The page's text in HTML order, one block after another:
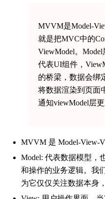
MVVM是Model-
就是把MVC中的
ViewModel。
代表UI组件，
的桥梁，数据会绑
将数据渲染到页面
通知viewModel层更
MVVM 是 Model-View-
Model: 代表数据模型，
和操作的业务逻辑。我
为它仅仅关注数据本身